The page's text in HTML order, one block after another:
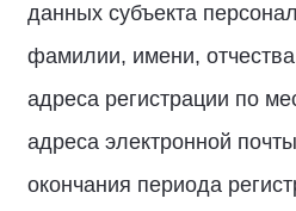
данных субъекта
фамилии, имени,
адреса регистрации по
адреса электронной
окончания периода